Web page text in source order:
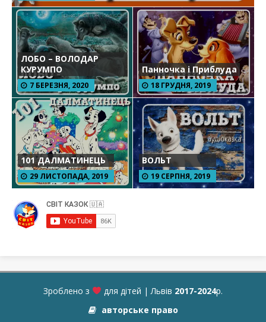
ЛОБО – ВОЛОДАР
КУРУМПО
7 БЕРЕЗНЯ, 2020
Панночка і Приблуда
18 ГРУДНЯ, 2019
101 ДАЛМАТИНЕЦЬ
29 ЛИСТОПАДА, 2019
ВОЛЬТ
19 СЕРПНЯ, 2019
Зроблено з для дітей | Львів 2017-2024р.
авторське право